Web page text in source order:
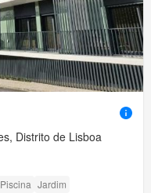
Distrito de Lisboa
Piscina Jardim